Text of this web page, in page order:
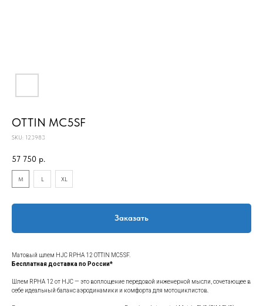
OTTIN MC5SF
SKU: 123983
57 750 р.
M L XL
Заказать
Матовый шлем HJC RPHA 12 OTTIN MC5SF.
Бесплатная доставка по России*
Шлем RPHA 12 от HJC — это воплощение передовой инженерной мысли, сочетающее в
себе идеальный баланс аэродинамики и комфорта для мотоциклистов.